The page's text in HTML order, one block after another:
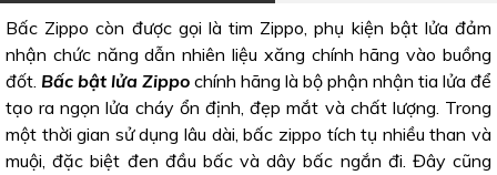
Bấc Zippo còn được gọi là tim Zippo, phụ kiện bật lửa đảm
nhận chức năng dẫn nhiên liệu xăng chính hãng vào buồng
đốt. Bấc bật lửa Zippo chính hãng là bộ phận nhận tia lửa để
tạo ra ngọn lửa cháy ổn định, đẹp mắt và chất lượng. Trong
một thời gian sử dụng lâu dài, bấc zippo tích tụ nhiều than và
muội, đặc biệt đen đầu bấc và dây bấc ngắn đi. Đây cũng